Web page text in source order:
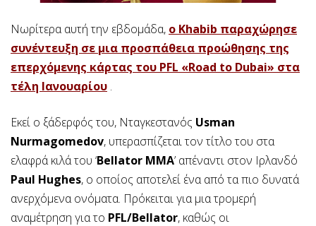
Νωρίτερα αυτή την εβδομάδα, ο Khabib παραχώρησε
συνέντευξη σε μια προσπάθεια προώθησης της
επερχόμενης κάρτας του PFL «Road to Dubai» στα
τέλη Ιανουαρίου .
Εκεί ο ξάδερφός του, Νταγκεστανός Usman
Nurmagomedov, υπερασπίζεται τον τίτλο του στα
ελαφρά κιλά του ‘Bellator MMA’ απέναντι στον Ιρλανδό
Paul Hughes, ο οποίος αποτελεί ένα από τα πιο δυνατά
ανερχόμενα ονόματα. Πρόκειται για μια τρομερή
αναμέτρηση για το PFL/Bellator, καθώς οι